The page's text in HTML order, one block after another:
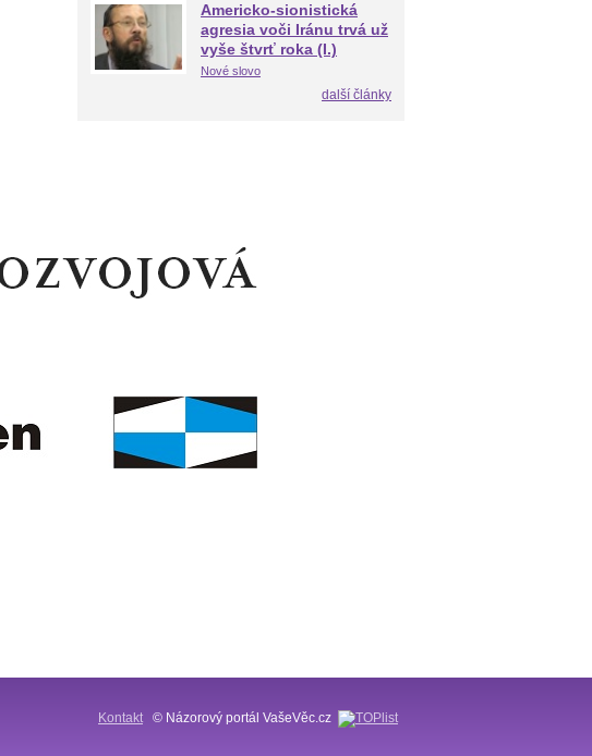
Americko-sionistická
agresia voči Iránu trvá už
vyše štvrť roka (I.)
Nové slovo
další články
Kontakt © Názorový portál VašeVěc.cz